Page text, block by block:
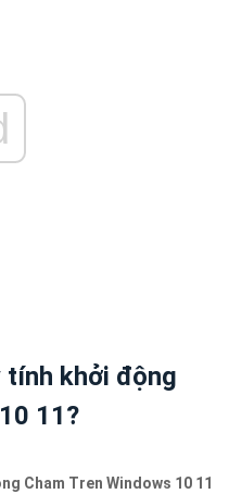
tính khởi động
11?
Cham Tren Windows 10 11